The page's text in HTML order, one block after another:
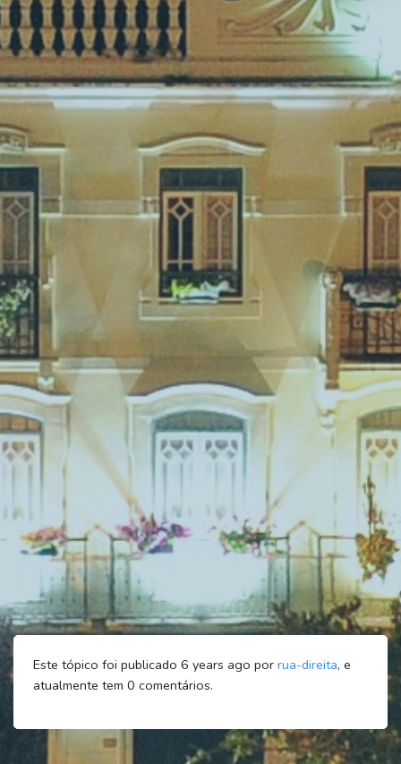
Este tópico foi publicado 6 years ago por rua-direita, e
atualmente tem 0 comentários.